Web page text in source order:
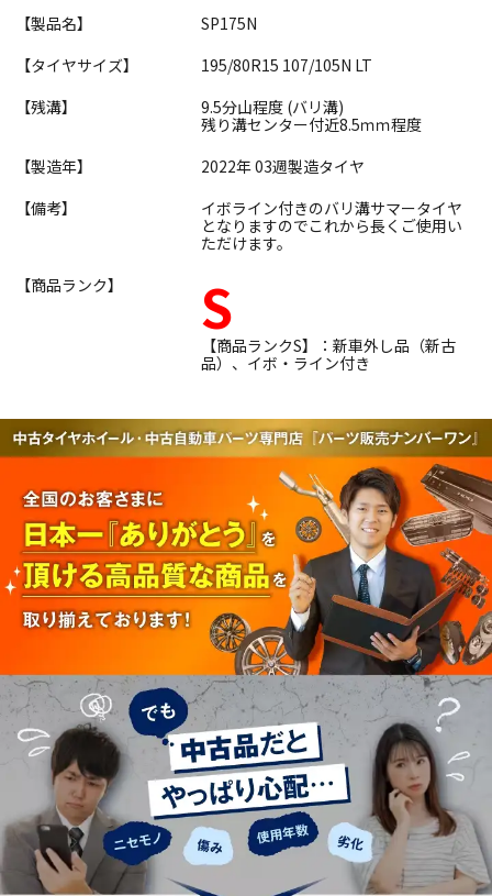
【製品名】
SP175N
【タイヤサイズ】
195/80R15 107/105N LT
【残溝】
9.5分山程度 (バリ溝)
残り溝センター付近8.5ｍｍ程度
【製造年】
2022年 03週製造タイヤ
【備考】
イボライン付きのバリ溝サマータイヤ
となりますのでこれから長くご使用い
ただけます。
【商品ランク】
S
【商品ランクS】：新車外し品（新古
品）、イボ・ライン付き